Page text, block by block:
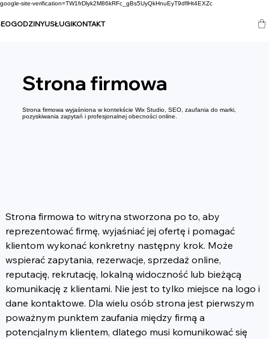
google-site-verification=TW1frDlyk2M86kRFc_gBs5UyQkHnuEyT9dflHt4EXZc
GODZINYUSŁUGIKONTAKT
Strona firmowa
Strona firmowa wyjaśniona w kontekście Wix Studio, SEO, zaufania do marki,
pozyskiwania zapytań i profesjonalnej obecności online.
Strona firmowa to witryna stworzona po to, aby
reprezentować firmę, wyjaśniać jej ofertę i pomagać
klientom wykonać konkretny następny krok. Może
wspierać zapytania, rezerwacje, sprzedaż online,
reputację, rekrutację, lokalną widoczność lub bieżącą
komunikację z klientami. Nie jest to tylko miejsce na logo i
dane kontaktowe. Dla wielu osób strona jest pierwszym
poważnym punktem zaufania między firmą a
potencjalnym klientem, dlatego musi komunikować się